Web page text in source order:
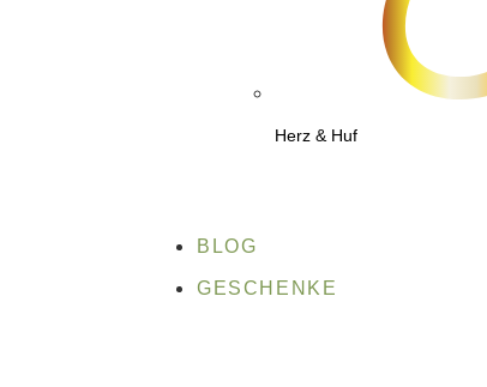
Herz & Huf
BLOG
GESCHENKE